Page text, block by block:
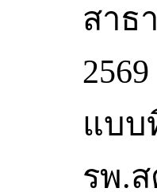
สาธ
2569
แบบ
รพ.